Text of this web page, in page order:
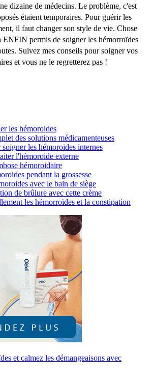
dizaine de médecins. Le problème, c'est
étaient temporaires. Pour guérir les
il faut changer son style de vie. Chose
ENFIN permis de soigner les hémorroïdes
Suivez mes conseils pour soigner vos
et vous ne le regretterez pas !
les hémoroides
des solutions médicamenteuses
les hémoroides internes
l'hémoroide externe
hémoroidaire
pendant la grossesse
avec le bain de siège
de brûlure avec cette crème
les hémorroïdes et la constipation
et calmez les démangeaisons avec